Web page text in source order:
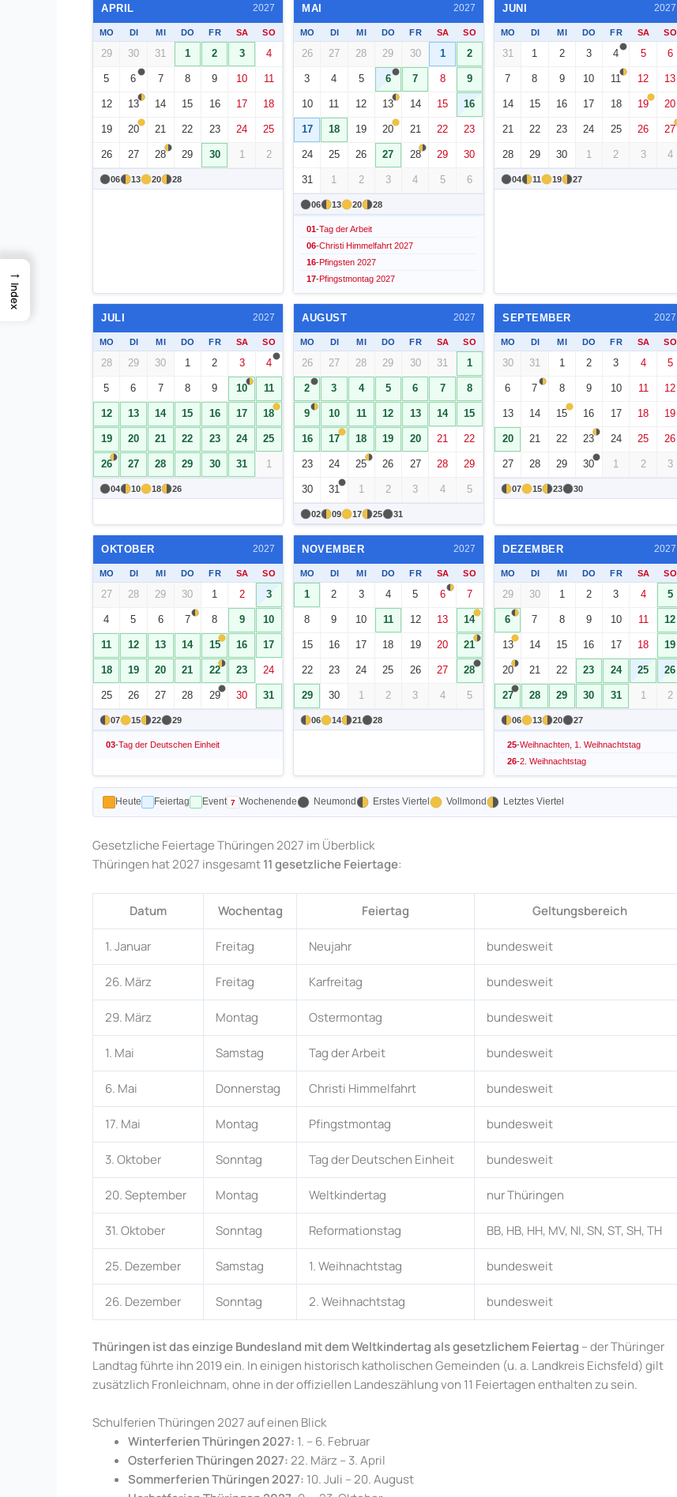
APRIL 2027
MO DI MI DO FR SA SO
29 30 31 1 2 3 4
5 6 7 8 9 10 11
12 13 14 15 16 17 18
19 20 21 22 23 24 25
26 27 28 29 30 1 2
06 13 20 28
MAI 2027
MO DI MI DO FR SA SO
26 27 28 29 30 1 2
3 4 5 6 7 8 9
10 11 12 13 14 15 16
17 18 19 20 21 22 23
24 25 26 27 28 29 30
31 1 2 3 4 5 6
06 13 20 28
01-Tag der Arbeit
06-Christi Himmelfahrt 2027
16-Pfingsten 2027
17-Pfingstmontag 2027
JUNI 2027
MO DI MI DO FR SA SO
31 1 2 3 4 5 6
7 8 9 10 11 12 13
14 15 16 17 18 19 20
21 22 23 24 25 26 27
28 29 30 1 2 3 4
04 11 19 27
JULI 2027
MO DI MI DO FR SA SO
28 29 30 1 2 3 4
5 6 7 8 9 10 11
12 13 14 15 16 17 18
19 20 21 22 23 24 25
26 27 28 29 30 31 1
04 10 18 26
AUGUST 2027
MO DI MI DO FR SA SO
26 27 28 29 30 31 1
2 3 4 5 6 7 8
9 10 11 12 13 14 15
16 17 18 19 20 21 22
23 24 25 26 27 28 29
30 31 1 2 3 4 5
02 09 17 25 31
SEPTEMBER 2027
MO DI MI DO FR SA SO
30 31 1 2 3 4 5
6 7 8 9 10 11 12
13 14 15 16 17 18 19
20 21 22 23 24 25 26
27 28 29 30 1 2 3
07 15 23 30
OKTOBER 2027
MO DI MI DO FR SA SO
27 28 29 30 1 2 3
4 5 6 7 8 9 10
11 12 13 14 15 16 17
18 19 20 21 22 23 24
25 26 27 28 29 30 31
07 15 22 29
03-Tag der Deutschen Einheit
NOVEMBER 2027
MO DI MI DO FR SA SO
1 2 3 4 5 6 7
8 9 10 11 12 13 14
15 16 17 18 19 20 21
22 23 24 25 26 27 28
29 30 1 2 3 4 5
06 14 21 28
DEZEMBER 2027
MO DI MI DO FR SA SO
29 30 1 2 3 4 5
6 7 8 9 10 11 12
13 14 15 16 17 18 19
20 21 22 23 24 25 26
27 28 29 30 31 1 2
06 13 20 27
25-Weihnachten, 1. Weihnachtstag
26-2. Weihnachtstag
Heute Feiertag Event Wochenende Neumond Erstes Viertel Vollmond Letztes Viertel
Gesetzliche Feiertage Thüringen 2027 im Überblick
Thüringen hat 2027 insgesamt11 gesetzliche Feiertage:
Datum Wochentag Feiertag Geltungsbereich
1. Januar Freitag Neujahr bundesweit
26. März Freitag Karfreitag bundesweit
29. März Montag Ostermontag bundesweit
1. Mai Samstag Tag der Arbeit bundesweit
6. Mai Donnerstag Christi Himmelfahrt bundesweit
17. Mai Montag Pfingstmontag bundesweit
3. Oktober Sonntag Tag der Deutschen Einheit bundesweit
20. September Montag Weltkindertag nur Thüringen
31. Oktober Sonntag Reformationstag BB, HB, HH, MV, NI, SN, ST, SH, TH
25. Dezember Samstag 1. Weihnachtstag bundesweit
26. Dezember Sonntag 2. Weihnachtstag bundesweit
Thüringen ist das einzige Bundesland mit dem Weltkindertag als gesetzlichem Feiertag – der Thüringer
Landtag führte ihn 2019 ein. In einigen historisch katholischen Gemeinden (u. a. Landkreis Eichsfeld) gilt
zusätzlich Fronleichnam, ohne in der offiziellen Landeszählung von 11 Feiertagen enthalten zu sein.
Schulferien Thüringen 2027 auf einen Blick
Winterferien Thüringen 2027: 1. – 6. Februar
Osterferien Thüringen 2027:22. März – 3. April
Sommerferien Thüringen 2027: 10. Juli – 20. August
→
Index